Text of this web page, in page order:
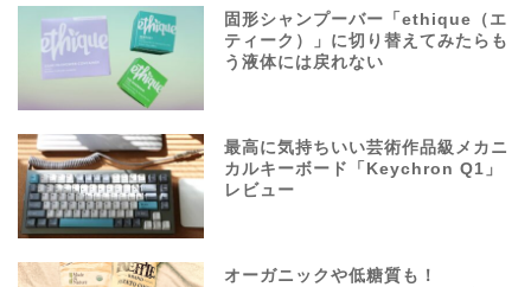
固形シャンプーバー「ethique（エ
ティーク）」に切り替えてみたらも
う液体には戻れない
最高に気持ちいい芸術作品級メカニ
カルキーボード「Keychron Q1」
レビュー
オーガニックや低糖質も！